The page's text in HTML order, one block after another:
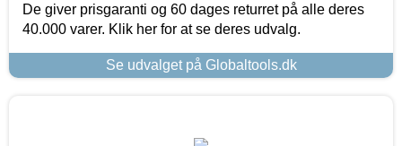
De giver prisgaranti og 60 dages returret på alle deres
40.000 varer. Klik her for at se deres udvalg.
Se udvalget på Globaltools.dk